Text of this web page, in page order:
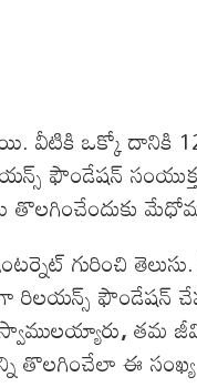
వీటికి ఒక్కో దానికి
ఫౌండేషన్
తొలగించేందుకు
గురించి
రిలయన్స్ ఫౌండేషన్
,తమ
ఈ సంఖ్య